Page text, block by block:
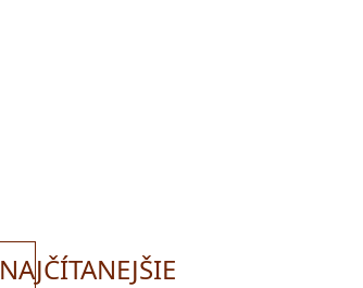
NAJČÍTANEJŠIE